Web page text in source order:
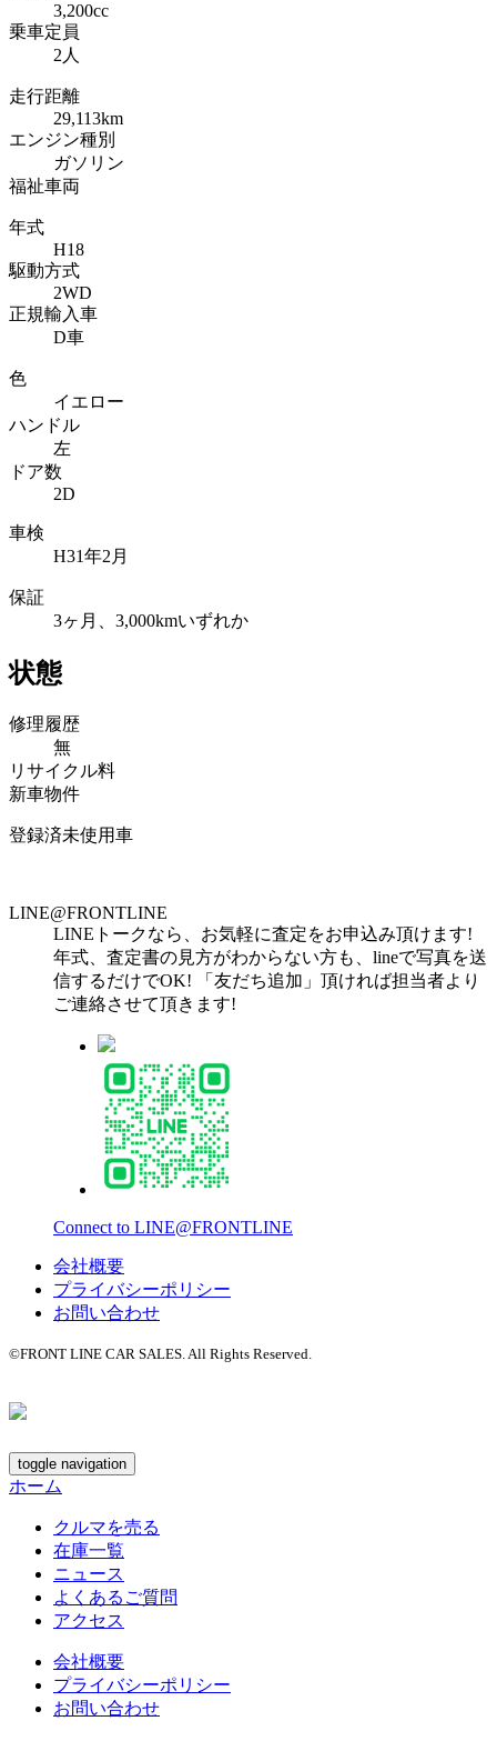
3,200cc
乗車定員
2人
走行距離
29,113km
エンジン種別
ガソリン
福祉車両
年式
H18
駆動方式
2WD
正規輸入車
D車
色
イエロー
ハンドル
左
ドア数
2D
車検
H31年2月
保証
3ヶ月、3,000kmいずれか
状態
修理履歴
無
リサイクル料
新車物件
登録済未使用車
LINE@FRONTLINE
LINEトークなら、お気軽に査定をお申込み頂けます!
年式、査定書の見方がわからない方も、lineで写真を送
信するだけでOK! 「友だち追加」頂ければ担当者より
ご連絡させて頂きます!
Connect to LINE@FRONTLINE
会社概要
プライバシーポリシー
お問い合わせ
©FRONT LINE CAR SALES. All Rights Reserved.
toggle navigation
ホーム
クルマを売る
在庫一覧
ニュース
よくあるご質問
アクセス
会社概要
プライバシーポリシー
お問い合わせ